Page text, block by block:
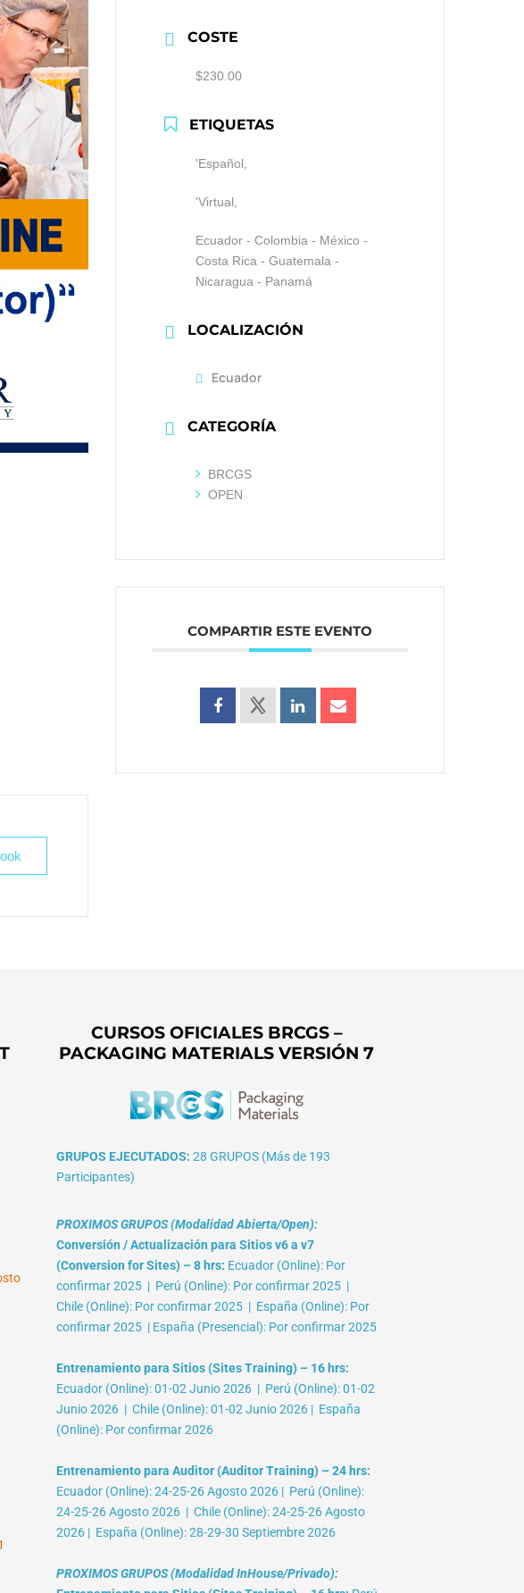
COSTE
$230.00
ETIQUETAS
'Español,
'Virtual,
Ecuador - Colombia - México -
Costa Rica - Guatemala -
Nicaragua - Panamá
LOCALIZACIÓN
Ecuador
CATEGORÍA
BRCGS
OPEN
COMPARTIR ESTE EVENTO
CURSOS OFICIALES BRCGS –
PACKAGING MATERIALS VERSIÓN 7
GRUPOS EJECUTADOS: 28 GRUPOS (Más de 193
Participantes)
PROXIMOS GRUPOS (Modalidad Abierta/Open):
Conversión / Actualización para Sitios v6 a v7
(Conversion for Sites) – 8 hrs: Ecuador (Online): Por
confirmar 2025 | Perú (Online): Por confirmar 2025 |
Chile (Online): Por confirmar 2025 | España (Online): Por
confirmar 2025 | España (Presencial): Por confirmar 2025
Entrenamiento para Sitios (Sites Training) – 16 hrs:
Ecuador (Online): 01-02 Junio 2026 | Perú (Online): 01-02
Junio 2026 | Chile (Online): 01-02 Junio 2026 | España
(Online): Por confirmar 2026
Entrenamiento para Auditor (Auditor Training) – 24 hrs:
Ecuador (Online): 24-25-26 Agosto 2026 | Perú (Online):
24-25-26 Agosto 2026 | Chile (Online): 24-25-26 Agosto
2026 | España (Online): 28-29-30 Septiembre 2026
PROXIMOS GRUPOS (Modalidad InHouse/Privado):